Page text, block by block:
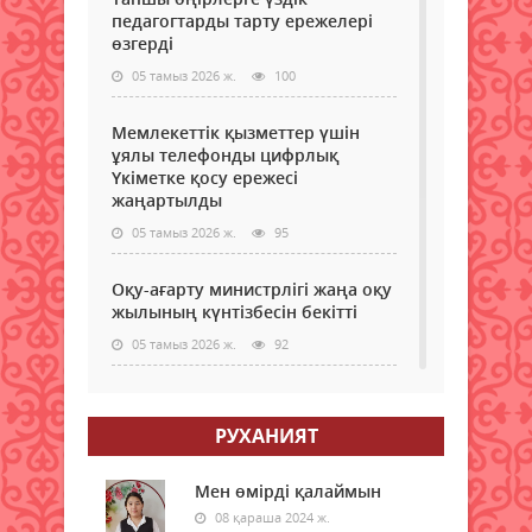
бар
және
мен
жүк
70
ЖИ
педагогтарды тарту ережелері
өзгерді
05 тамыз 2026 ж. 100
Мемлекеттік қызметтер үшін
ұялы телефонды цифрлық
Үкіметке қосу ережесі
жаңартылды
05 тамыз 2026 ж. 95
Оқу-ағарту министрлігі жаңа оқу
жылының күнтізбесін бекітті
05 тамыз 2026 ж. 92
күшейеді: төлемдерге цифрлық
қадағалау жүйесі енгізілмек
05 тамыз 2026 ж.
РУХАНИЯТ
Мен өмірді қалаймын
08 қараша 2024 ж.